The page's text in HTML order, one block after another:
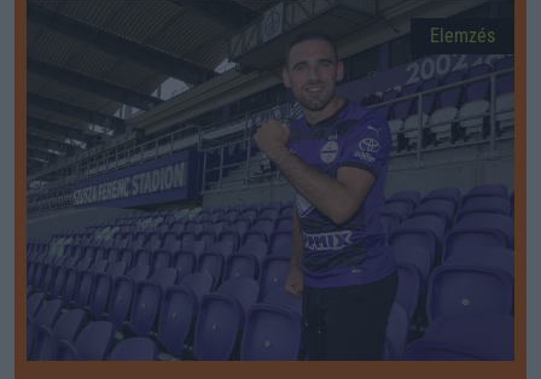
Elemzés